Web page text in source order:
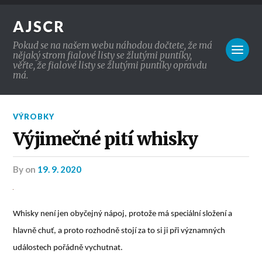
AJSCR
Pokud se na našem webu náhodou dočtete, že má
nějaký strom fialové listy se žlutými puntíky,
věřte, že fialové listy se žlutými puntíky opravdu
má.
VÝROBKY
Výjimečné pití whisky
by on 19. 9. 2020
Whisky není jen obyčejný nápoj, protože má speciální složení a
hlavně chuť, a proto rozhodně stojí za to si ji při významných
událostech pořádně vychutnat.